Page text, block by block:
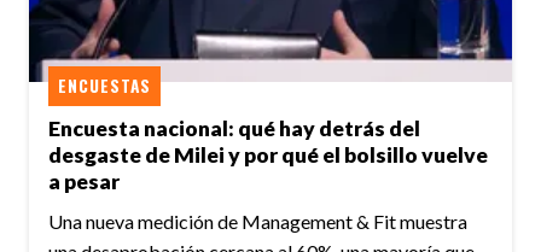
Encuesta nacional: qué hay detrás del
desgaste de Milei y por qué el bolsillo vuelve
a pesar
ENCUESTAS
Una nueva medición de Management & Fit muestra